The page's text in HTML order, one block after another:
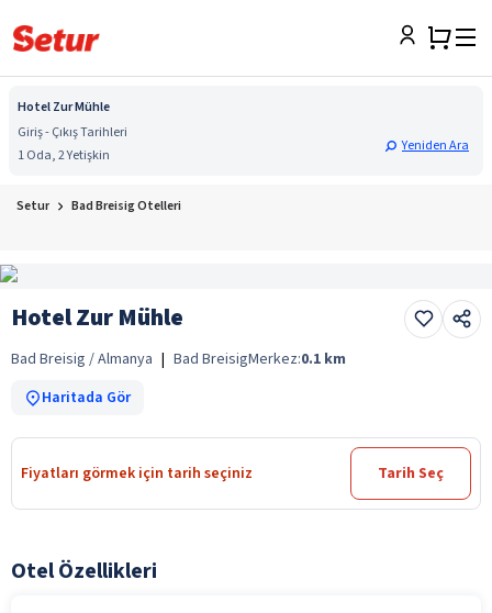
Hotel Zur Mühle
Giriş - Çıkış Tarihleri
1 Oda, 2 Yetişkin
Yeniden Ara
Setur Bad Breisig Otelleri
Hotel Zur Mühle
Bad Breisig / Almanya | Bad BreisigMerkez:0.1 km
Haritada Gör
Fiyatları görmek için tarih seçiniz Tarih Seç
Otel Özellikleri